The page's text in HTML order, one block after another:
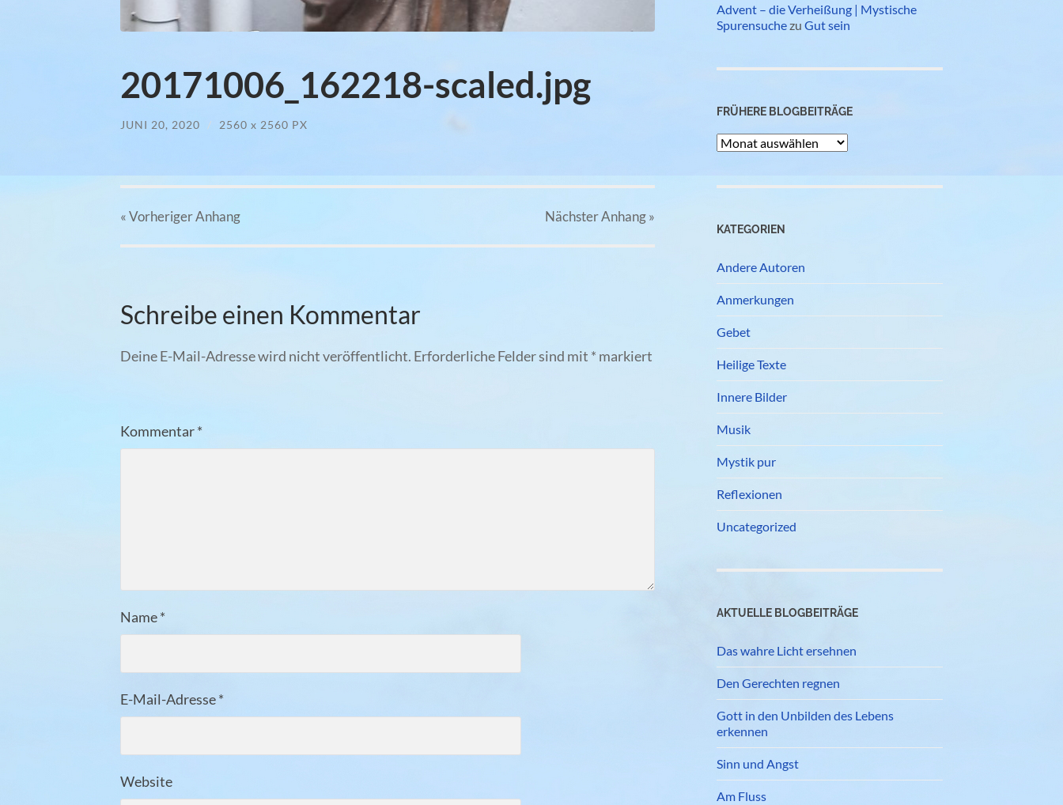
20171006_162218-scaled.jpg
JUNI 20, 2020 / 2560 x 2560 PX
« VorherigerAnhang NächsterAnhang»
Schreibe einen Kommentar
Deine E-Mail-Adresse wird nicht veröffentlicht. Erforderliche Felder sind mit * markiert
Kommentar*
Name*
E-Mail-Adresse*
Website
Advent – die Verheißung | Mystische
Spurensuchezu Gut sein
FRÜHERE BLOGBEITRÄGE
Frühere
KATEGORIEN
Andere Autoren
Anmerkungen
Gebet
Heilige Texte
Innere Bilder
Musik
Mystik pur
Reflexionen
Uncategorized
AKTUELLE BLOGBEITRÄGE
Das wahre Licht ersehnen
Den Gerechten regnen
Gott in den Unbilden des Lebens
erkennen
Sinn und Angst
Am Fluss